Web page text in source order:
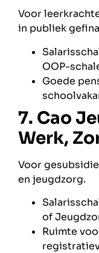
Voor
in publiek
OOP-
Goede
7. Cao
Werk,
Voor
en jeugdzorg.
of
Ruimte